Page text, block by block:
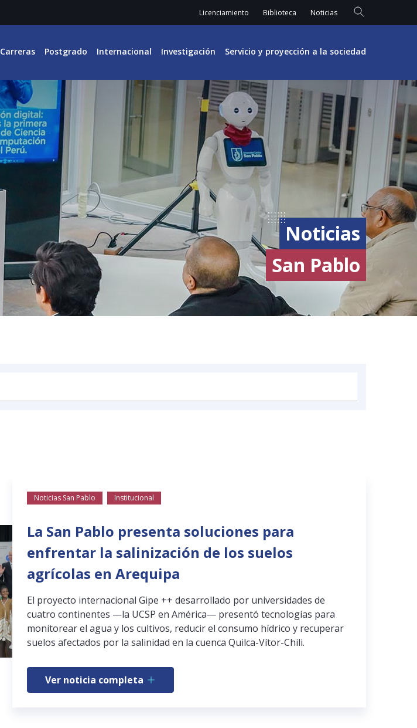
Licenciamiento Biblioteca Noticias
Carreras Postgrado Internacional Investigación Servicio y proyección a la sociedad
Noticias
San Pablo
Noticias San Pablo Institucional
La San Pablo presenta soluciones para
enfrentar la salinización de los suelos
agrícolas en Arequipa
El proyecto internacional Gipe ++ desarrollado por universidades de
cuatro continentes —la UCSP en América— presentó tecnologías para
monitorear el agua y los cultivos, reducir el consumo hídrico y recuperar
suelos afectados por la salinidad en la cuenca Quilca-Vítor-Chili.
Ver noticia completa